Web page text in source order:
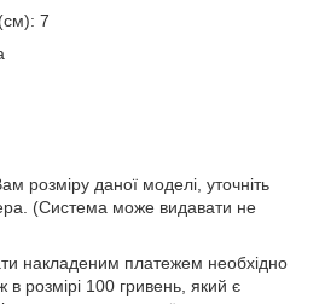
7
розміру даної моделі, уточніть
(Система може видавати не
накладеним платежем необхідно
в розмірі 100 гривень, який є